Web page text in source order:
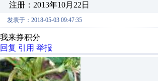
注册：2013年10月22日
发表于：2018-05-03 09:47:35
我来挣积分
回复 引用 举报